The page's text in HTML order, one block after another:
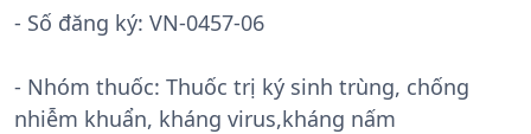
- Số đăng ký: VN-0457-06
- Nhóm thuốc: Thuốc trị ký sinh trùng, chống
nhiễm khuẩn, kháng virus,kháng nấm